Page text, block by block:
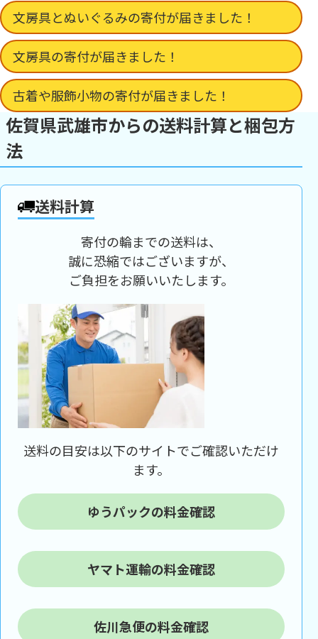
文房具とぬいぐるみの寄付が届きました！
文房具の寄付が届きました！
古着や服飾小物の寄付が届きました！
佐賀県武雄市からの送料計算と梱包方
法
送料計算
寄付の輪までの送料は、
誠に恐縮ではございますが、
ご負担をお願いいたします。
送料の目安は以下のサイトでご確認いただけ
ます。
ゆうパックの料金確認
ヤマト運輸の料金確認
佐川急便の料金確認